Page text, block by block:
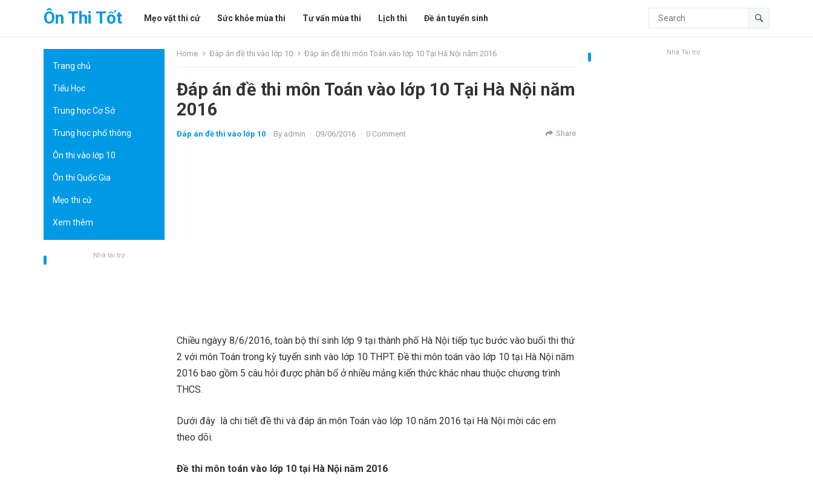
Ôn Thi Tốt Mẹo vặt thi cử Sức khỏe mùa thi Tư vấn mùa thi Lịch thi Đề án tuyển sinh
Trang chủ
Tiểu Học
Trung học Cơ Sở
Trung học phổ thông
Ôn thi vào lớp 10
Ôn thi Quốc Gia
Mẹo thi cử
Xem thêm
Nhà tài trợ
Home Đáp án đề thi vào lớp 10 Đáp án đề thi môn Toán vào lớp 10 Tại Hà Nội năm 2016
Đáp án đề thi môn Toán vào lớp 10 Tại Hà Nội năm
2016
Đáp án đề thi vào lớp 10 By admin · 09/06/2016 · 0 Comment Share
Chiều ngàyy 8/6/2016, toàn bộ thí sinh lớp 9 tại thành phố Hà Nội tiếp tục bước vào buổi thi thứ
2 với môn Toán trong kỳ tuyển sinh vào lớp 10 THPT. Đề thi môn toán vào lớp 10 tại Hà Nội năm
2016 bao gồm 5 câu hỏi được phân bổ ở nhiều mảng kiến thức khác nhau thuộc chương trình
THCS.
Dưới đây là chi tiết đề thi và đáp án môn Toán vào lớp 10 năm 2016 tại Hà Nội mời các em
theo dõi.
Đề thi môn toán vào lớp 10 tại Hà Nội năm 2016
Nhà Tài trợ